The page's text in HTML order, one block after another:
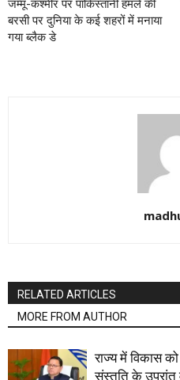
जम्मू-कश्मीर पर पाकिस्तानी हमले की
बरसी पर दुनिया के कई शहरों में मनाया
गया ब्लैक डे
RELATED ARTICLES
MORE FROM AUTHOR
राज्य में विकास
संस्तुति के उपरांत